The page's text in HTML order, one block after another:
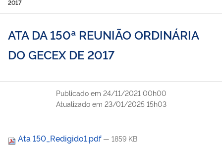
2017
ATA DA 150ª REUNIÃO ORDINÁRIA
DO GECEX DE 2017
Publicado em 24/11/2021 00h00
Atualizado em 23/01/2025 15h03
Ata 150_Redigido1.pdf — 1859 KB